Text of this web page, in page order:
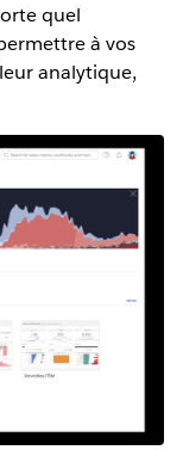
quel
à vos
analytique,